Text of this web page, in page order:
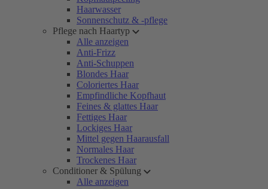
Haarwasser
Sonnenschutz & -pflege
Pflege nach Haartyp
Alle anzeigen
Anti-Frizz
Anti-Schuppen
Blondes Haar
Coloriertes Haar
Empfindliche Kopfhaut
Feines & glattes Haar
Fettiges Haar
Lockiges Haar
Mittel gegen Haarausfall
Normales Haar
Trockenes Haar
Conditioner & Spülung
Alle anzeigen